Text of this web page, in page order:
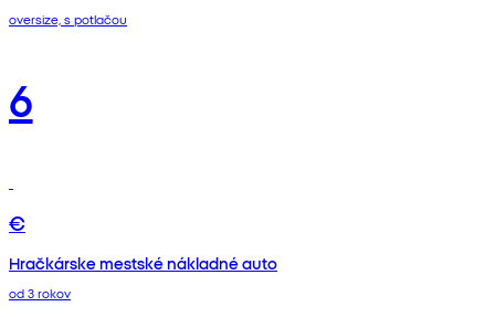
oversize, s potlačou
6
€
Hračkárske mestské nákladné auto
od 3 rokov